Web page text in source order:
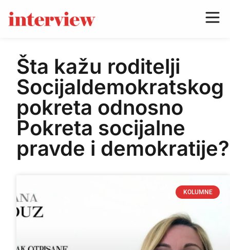
Šta kažu roditelji
Socijaldemokratskog
pokreta odnosno
Pokreta socijalne
pravde i demokratije?
KOLUMNE